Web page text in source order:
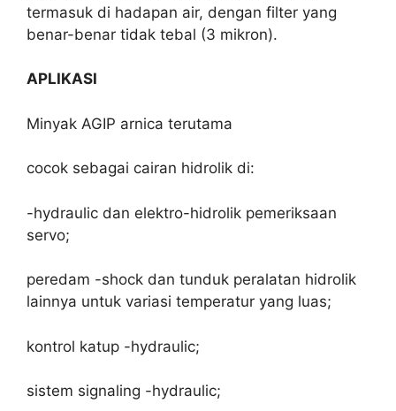
termasuk di hadapan air, dengan filter yang
benar-benar tidak tebal (3 mikron).
APLIKASI
Minyak AGIP arnica terutama
cocok sebagai cairan hidrolik di:
-hydraulic dan elektro-hidrolik pemeriksaan
servo;
peredam -shock dan tunduk peralatan hidrolik
lainnya untuk variasi temperatur yang luas;
kontrol katup -hydraulic;
sistem signaling -hydraulic;